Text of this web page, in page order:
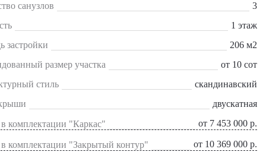
санузлов
3
1 этаж
застройки
206 м2
размер участка
от 10 сот
стиль
скандинавский
двускатная
комплектации "Каркас"
от 7 453 000 р.
комплектации "Закрытый контур" от 10 369 000 р.